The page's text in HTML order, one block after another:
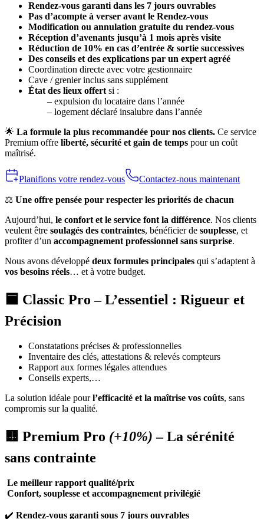
Rendez-vous garanti dans les 7 jours ouvrables
Pas d’acompte à verser avant le Rendez-vous
Modification ou annulation gratuite du rendez-vous
Réception d’avenants jusqu’à 1 mois après visite
Réduction de 10% en cas d’entrée & sortie successives
Des conseils et des explications par un expert agréé
Coordination directe avec votre gestionnaire
Cave / grenier inclus sans supplément
État des lieux offert si :
– expulsion du locataire dans l’année
– logement déclaré insalubre dans l’année
🌟 La formule la plus recommandée pour nos clients. Ce service
Premium offre liberté, sécurité et gain de temps pour un coût
maîtrisé.
Planifions votre rendez-vous Contactez-nous maintenant
⚖️ Une offre pensée pour respecter les priorités de chacun
Aujourd’hui, le confort et le service font la différence. Nos clients
veulent être soulagés des contraintes, bénéficier de souplesse, et
profiter d’un accompagnement professionnel sans surprise.
Nous avons développé deux formules principales qui s’adaptent à
vos besoins réels… et à votre budget.
🟦 Classic Pro – L’essentiel : Rigueur et
Précision
Constatations précises & professionnelles
Inventaire des clés, attestations & relevés compteurs
Rapport aux formes légales attendues
Conseils experts,…
La solution idéale pourl’efficacité et la maîtrise vos coûts, sans
compromis sur la qualité.
🟨 Premium Pro (+10%) – La sérénité
sans contrainte
Le meilleur rapport qualité/prix
Confort, souplesse et accompagnement privilégié
✔️ Rendez-vous garanti sous 7 jours ouvrables